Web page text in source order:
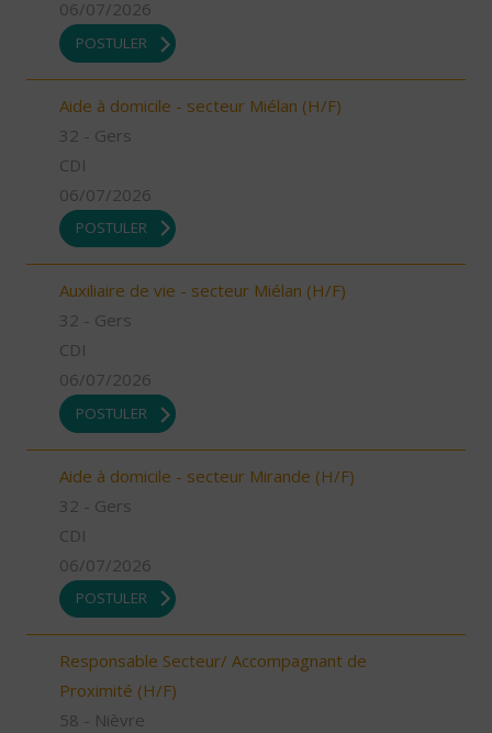
06/07/2026
POSTULER
Aide à domicile - secteur Miélan (H/F)
32 - Gers
CDI
06/07/2026
POSTULER
Auxiliaire de vie - secteur Miélan (H/F)
32 - Gers
CDI
06/07/2026
POSTULER
Aide à domicile - secteur Mirande (H/F)
32 - Gers
CDI
06/07/2026
POSTULER
Responsable Secteur/ Accompagnant de
Proximité (H/F)
58 - Nièvre